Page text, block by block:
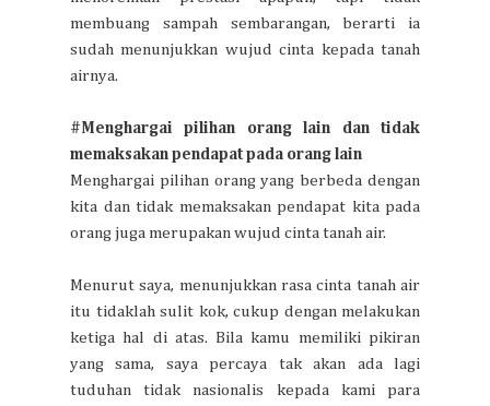
membuang sampah sembarangan, berarti ia
sudah menunjukkan wujud cinta kepada tanah
airnya.
#Menghargai pilihan orang lain dan tidak
memaksakan pendapat pada orang lain
Menghargai pilihan orang yang berbeda dengan
kita dan tidak memaksakan pendapat kita pada
orang juga merupakan wujud cinta tanah air.
Menurut saya, menunjukkan rasa cinta tanah air
itu tidaklah sulit kok, cukup dengan melakukan
ketiga hal di atas. Bila kamu memiliki pikiran
yang sama, saya percaya tak akan ada lagi
tuduhan tidak nasionalis kepada kami para